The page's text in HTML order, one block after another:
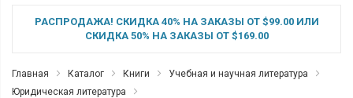
РАСПРОДАЖА! СКИДКА 40% НА ЗАКАЗЫ ОТ $99.00 ИЛИ
СКИДКА 50% НА ЗАКАЗЫ ОТ $169.00
Главная Каталог Книги
Учебная и научная литература
Юридическая литература